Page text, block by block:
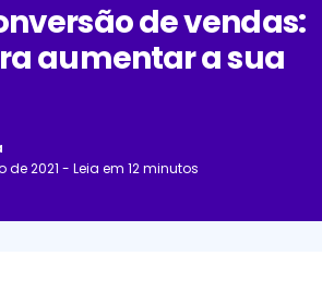
de vendas:
aumentar a sua
de 2021 - Leia em 12 minutos